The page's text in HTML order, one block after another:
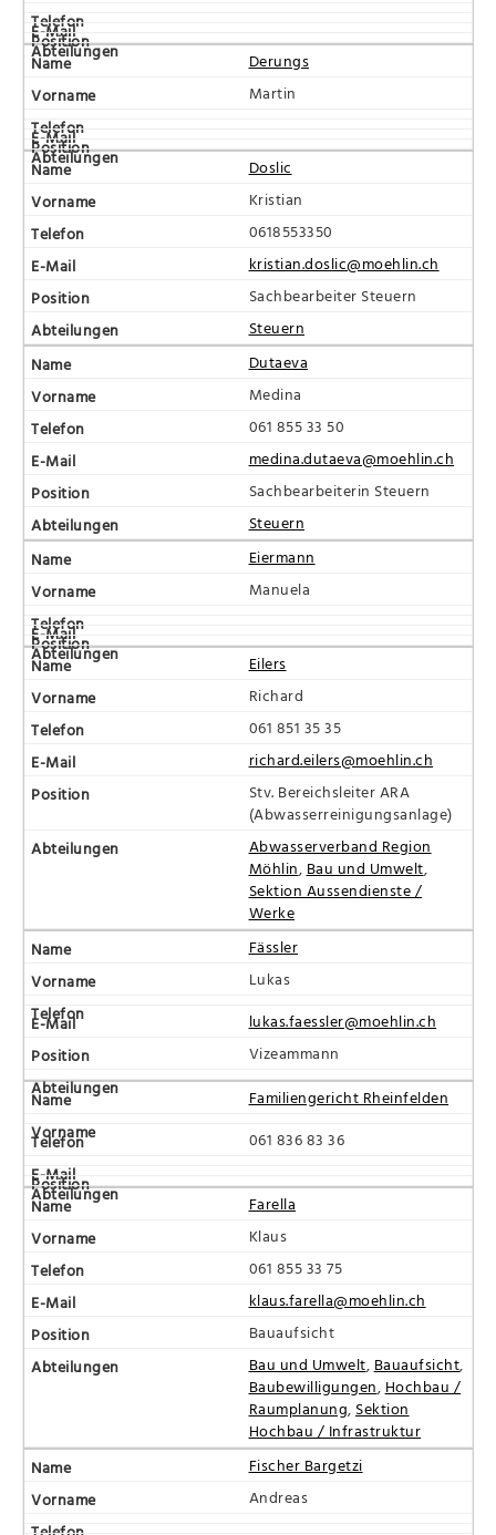
Derungs
Martin
Doslic
Kristian
0618553350
kristian.doslic@moehlin.ch
Sachbearbeiter Steuern
Steuern
Dutaeva
Medina
061 855 33 50
medina.dutaeva@moehlin.ch
Sachbearbeiterin Steuern
Steuern
Eiermann
Manuela
Eilers
Richard
061 851 35 35
richard.eilers@moehlin.ch
Stv. Bereichsleiter ARA
(Abwasserreinigungsanlage)
Abwasserverband Region
Möhlin, Bau und Umwelt,
Sektion Aussendienste /
Werke
Fässler
Lukas
lukas.faessler@moehlin.ch
Vizeammann
Familiengericht Rheinfelden
061 836 83 36
Farella
Klaus
061 855 33 75
klaus.farella@moehlin.ch
Bauaufsicht
Bau und Umwelt, Bauaufsicht,
Baubewilligungen, Hochbau /
Raumplanung, Sektion
Hochbau / Infrastruktur
Fischer Bargetzi
Andreas